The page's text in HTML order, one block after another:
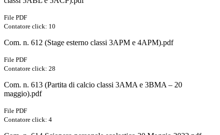
File PDF
Contatore click: 10
Com. n. 612 (Stage esterno classi 3APM e 4APM).pdf
File PDF
Contatore click: 28
Com. n. 613 (Partita di calcio classi 3AMA e 3BMA – 20
maggio).pdf
File PDF
Contatore click: 4